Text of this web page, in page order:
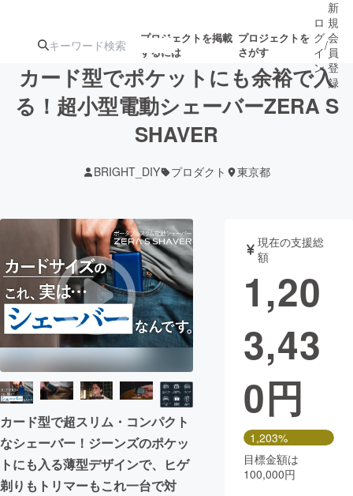
プロジェクトを掲載
するには
プロジェクトを
さがす
注目の新着プロ 募集終了が近いプ
テクノロジー・ガジェット
映像・映画 書籍・雑誌
ビジネス・起業 チャレンジ
まちづくり・地域活性化
CAMPFIRE for Social Good
CAMPFIRE Creation
CAMPFIREふるさと納税 machi-ya コミュニティ
ロ
グ
イ
ン
/
新
規
会
員
登
録
カード型でポケットにも余裕で入
る！超小型電動シェーバーZERA S
SHAVER
BRIGHT_DIY プロダクト 東京都
カード型で超スリム・コンパクト
なシェーバー！ジーンズのポケッ
トにも入る薄型デザインで、ヒゲ
剃りもトリマーもこれ一台で対
現在の支援総
額
1,20
3,43
0円
1,203%
目標金額は
100,000円